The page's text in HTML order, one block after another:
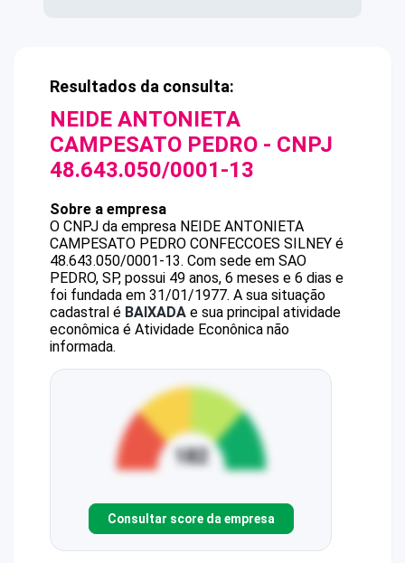
Resultados da consulta:
NEIDE ANTONIETA
CAMPESATO PEDRO - CNPJ
48.643.050/0001-13
Sobre a empresa
O CNPJ da empresa NEIDE ANTONIETA
CAMPESATO PEDRO CONFECCOES SILNEY é
48.643.050/0001-13. Com sede em SAO
PEDRO, SP, possui 49 anos, 6 meses e 6 dias e
foi fundada em 31/01/1977. A sua situação
cadastral é BAIXADA e sua principal atividade
econômica é Atividade Econônica não
informada.
Consultar score da empresa